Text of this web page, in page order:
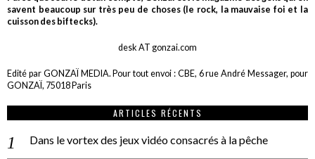
savent beaucoup sur très peu de choses (le rock, la mauvaise foi et la
cuisson des biftecks).
desk AT gonzai.com
Edité par GONZAÏ MEDIA. Pour tout envoi : CBE, 6 rue André Messager, pour
GONZAÏ, 75018 Paris
ARTICLES RÉCENTS
Dans le vortex des jeux vidéo consacrés à la pêche